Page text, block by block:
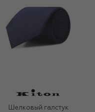
Шелковый галстук